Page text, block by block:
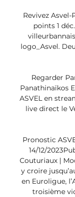
Revivez
points 1
logo_Asvel.
Regarder
Panathinaïkos
ASVEL en
live direct le
Pronostic
14/12/
Couturiaux |
y croire
en Euroligue,
troisième